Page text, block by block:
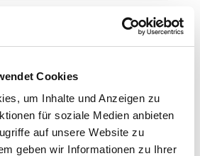
Cookies
um Inhalte und Anzeigen zu
für soziale Medien anbieten
auf unsere Website zu
geben wir Informationen zu Ihrer
Details
Details